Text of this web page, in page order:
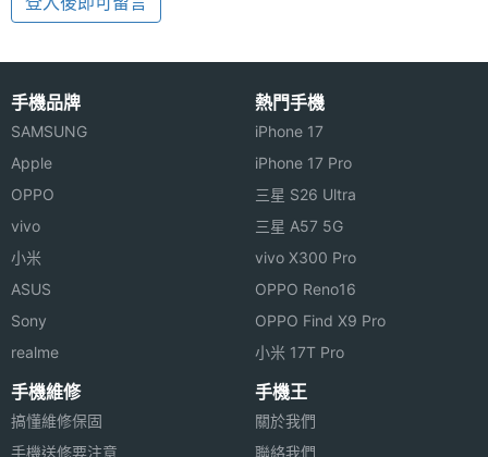
手機品牌
SAMSUNG
Apple
OPPO
vivo
小米
ASUS
Sony
realme
熱門手機
iPhone 17
iPhone 17 Pro
三星 S26 Ultra
三星 A57 5G
vivo X300 Pro
OPPO Reno16
OPPO Find X9 Pro
小米 17T Pro
手機維修
搞懂維修保固
手機送修要注意
手機王
關於我們
聯絡我們